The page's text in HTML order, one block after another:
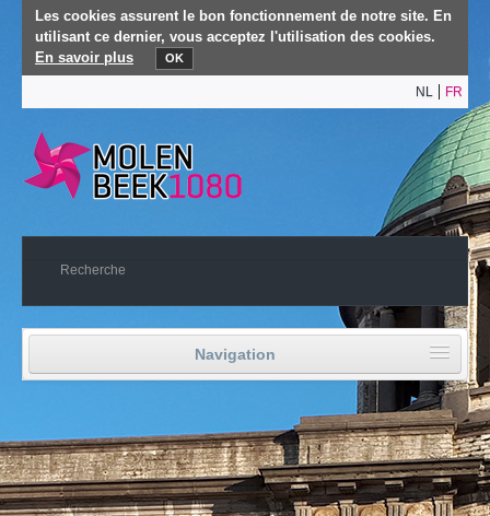
Les cookies assurent le bon fonctionnement de notre site. En
utilisant ce dernier, vous acceptez l'utilisation des cookies.
En savoir plus
OK
NL FR
Navigation
Vie politique
Je vis